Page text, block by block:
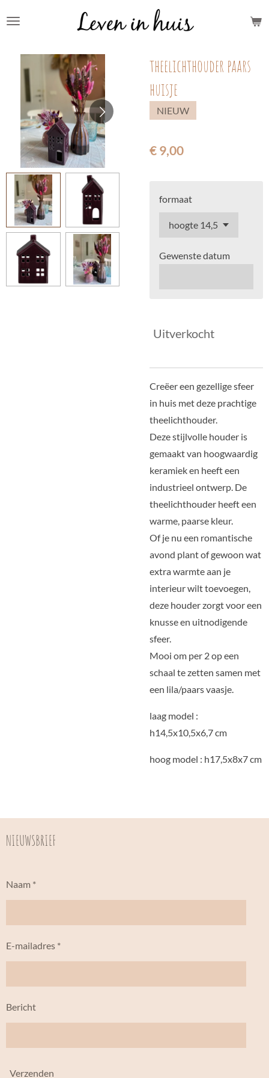
hoofdinhoud
theelichthouder paars
huisje
NIEUW
€ 9,00
formaat
Gewenste datum
Uitverkocht
Creëer een gezellige sfeer
in huis met deze prachtige
theelichthouder.
Deze stijlvolle houder is
gemaakt van hoogwaardig
keramiek en heeft een
industrieel ontwerp. De
theelichthouder heeft een
warme, paarse kleur.
Of je nu een romantische
avond plant of gewoon wat
extra warmte aan je
interieur wilt toevoegen,
deze houder zorgt voor een
knusse en uitnodigende
sfeer.
Mooi om per 2 op een
schaal te zetten samen met
een lila/paars vaasje.
laag model :
h14,5x10,5x6,7 cm
hoog model : h17,5x8x7 cm
NIEUWSBRIEF
Naam *
E-mailadres *
Bericht
Verzenden